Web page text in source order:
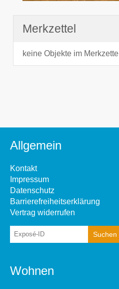
Merkzettel
keine Objekte im Merkzettel
Allgemein
Kontakt
Impressum
Datenschutz
Barrierefreiheitserklärung
Vertrag widerrufen
Wohnen